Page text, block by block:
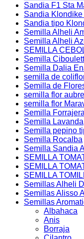
Sandia F1 Sta
Sandia Klondike
Sandia tipo
Semilla Alheli
Semilla Alheli
SEMILLA
Semilla
Semilla Dalia
semilla de
Semilla de
semilla flor
semilla flor
Semilla Forrajera
Semilla Lavanda
Semilla pepino
Semilla Rocalba
Semilla Sandia
SEMILLA
SEMILLA
SEMILLA
Semillas Alheli
Semillas Alisso
Semillas
Albahaca
Anis
Borraja